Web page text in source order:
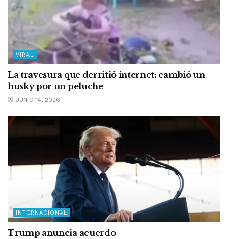
VIRAL
La travesura que derritió internet: cambió un
husky por un peluche
JUNIO 14, 2026
INTERNACIONAL
Trump anuncia acuerdo